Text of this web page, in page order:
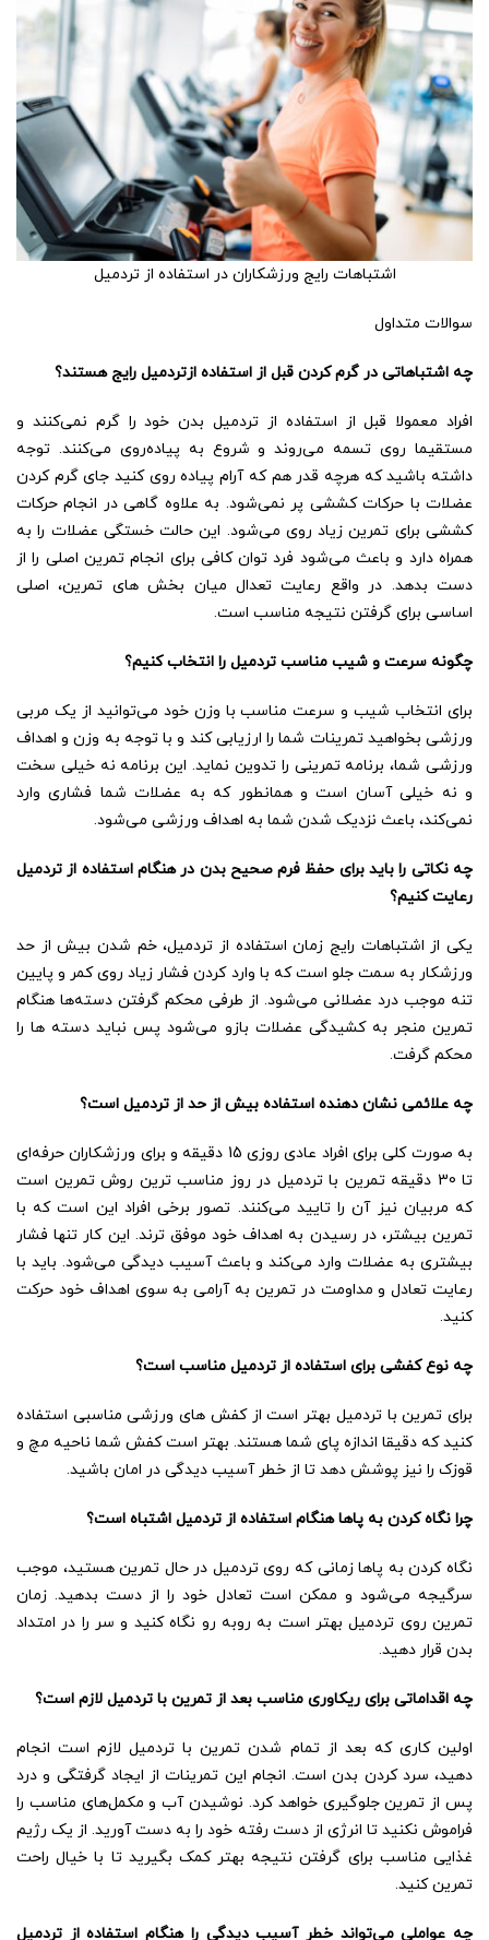
اشتباهات رایج ورزشکاران در استفاده از تردمیل
سوالات متداول
چه اشتباهاتی در گرم کردن قبل از استفاده ازتردمیل رایج هستند؟
افراد معمولا قبل از استفاده از تردمیل بدن خود را گرم نمی‌کنند و
مستقیما روی تسمه می‌روند و شروع به پیاده‌روی می‌کنند. توجه
داشته باشید که هرچه‌ قدر هم که آرام پیاده روی کنید جای گرم کردن
عضلات با حرکات کششی پر نمی‌شود. به علاوه گاهی در انجام حرکات
کششی برای تمرین زیاد روی می‌شود. این حالت خستگی عضلات را به
همراه دارد و باعث می‌شود فرد توان کافی برای انجام تمرین اصلی را از
دست بدهد. در واقع رعایت تعدال میان بخش های تمرین، اصلی
اساسی برای گرفتن نتیجه مناسب است.
چگونه سرعت و شیب مناسب تردمیل را انتخاب کنیم؟
برای انتخاب شیب و سرعت مناسب با وزن خود می‌توانید از یک مربی
ورزشی بخواهید تمرینات شما را ارزیابی کند و با توجه به وزن و اهداف
ورزشی شما، برنامه تمرینی را تدوین نماید. این برنامه نه خیلی سخت
و نه خیلی آسان است و همانطور که به عضلات شما فشاری وارد
نمی‌کند، باعث نزدیک شدن شما به اهداف ورزشی می‌شود.
چه نکاتی را باید برای حفظ فرم صحیح بدن در هنگام استفاده از تردمیل
رعایت کنیم؟
یکی از اشتباهات رایج زمان استفاده از تردمیل، خم شدن بیش از حد
ورزشکار به سمت جلو است که با وارد کردن فشار زیاد روی کمر و پایین
تنه موجب درد عضلانی می‌شود. از طرفی محکم گرفتن دسته‌ها هنگام
تمرین منجر به کشیدگی عضلات بازو می‌شود پس نباید دسته ها را
محکم گرفت.
چه علائمی نشان دهنده استفاده بیش از حد از تردمیل است؟
به صورت کلی برای افراد عادی روزی 15 دقیقه و برای ورزشکاران حرفه‌ای
تا 30 دقیقه تمرین با تردمیل در روز مناسب ترین روش تمرین است
که مربیان نیز آن را تایید می‌کنند. تصور برخی افراد این است که با
تمرین بیشتر، در رسیدن به اهداف خود موفق ترند. این کار تنها فشار
بیشتری به عضلات وارد می‌کند و باعث آسیب دیدگی می‌شود. باید با
رعایت تعادل و مداومت در تمرین به آرامی به سوی اهداف خود حرکت
کنید.
چه نوع کفشی برای استفاده از تردمیل مناسب است؟
برای تمرین با تردمیل بهتر است از کفش های ورزشی مناسبی استفاده
کنید که دقیقا اندازه پای شما هستند. بهتر است کفش شما ناحیه مچ و
قوزک را نیز پوشش دهد تا از خطر آسیب دیدگی در امان باشید.
چرا نگاه کردن به پاها هنگام استفاده از تردمیل اشتباه است؟
نگاه کردن به پاها زمانی که روی تردمیل در حال تمرین هستید، موجب
سرگیجه می‌شود و ممکن است تعادل خود را از دست بدهید. زمان
تمرین روی تردمیل بهتر است به روبه رو نگاه کنید و سر را در امتداد
بدن قرار دهید.
چه اقداماتی برای ریکاوری مناسب بعد از تمرین با تردمیل لازم است؟
اولین کاری که بعد از تمام شدن تمرین با تردمیل لازم است انجام
دهید، سرد کردن بدن است. انجام این تمرینات از ایجاد گرفتگی و درد
پس از تمرین جلوگیری خواهد کرد. نوشیدن آب و مکمل‌های مناسب را
فراموش نکنید تا انرژی از دست رفته خود را به دست آورید. از یک رژیم
غذایی مناسب برای گرفتن نتیجه بهتر کمک بگیرید تا با خیال راحت
تمرین کنید.
چه عواملی می‌تواند خطر آسیب دیدگی را هنگام استفاده از تردمیل